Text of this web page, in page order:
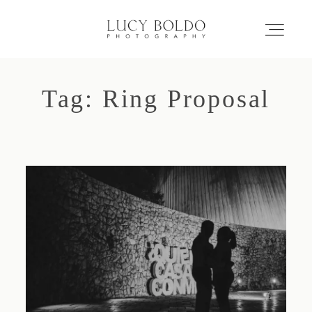
Inicio
Eventos
Retratos
Comercial
Tag: Ring Proposal